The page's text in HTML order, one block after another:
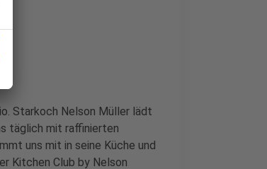
Starkoch Nelson Müller lädt
täglich mit raffinierten
uns mit in seine Küche und
Kitchen Club by Nelson